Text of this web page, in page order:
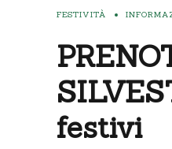
FESTIVITÀ
festivi